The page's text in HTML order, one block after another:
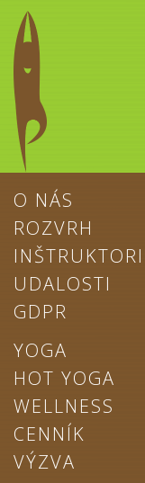
O NÁS
ROZVRH
INŠTRUKTORI
UDALOSTI
GDPR
YOGA
HOT YOGA
WELLNESS
CENNÍK
VÝZVA